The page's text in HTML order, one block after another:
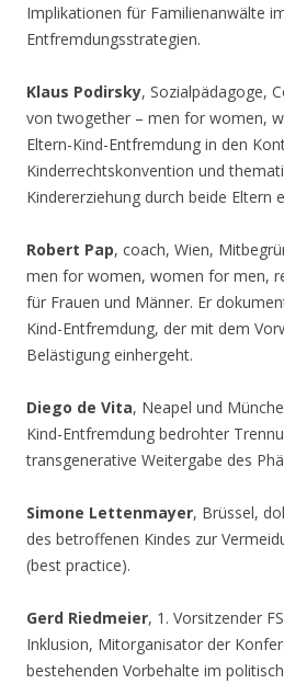
Implikationen für Familienanwälte
Entfremdungsstrategien.
Klaus Podirsky, Sozialpädagoge,
von twogether – men for women,
Eltern-Kind-Entfremdung in den
Kinderrechtskonvention und
Kindererziehung durch beide Eltern
Robert Pap, coach, Wien,
men for women, women for men,
für Frauen und Männer. Er
Kind-Entfremdung, der mit dem
Belästigung einhergeht.
Diego de Vita, Neapel und
Kind-Entfremdung bedrohter
transgenerative Weitergabe des
Simone Lettenmayer, Brüssel,
des betroffenen Kindes zur
(best practice).
Gerd Riedmeier, 1. Vorsitzender
Inklusion, Mitorganisator der
bestehenden Vorbehalte im